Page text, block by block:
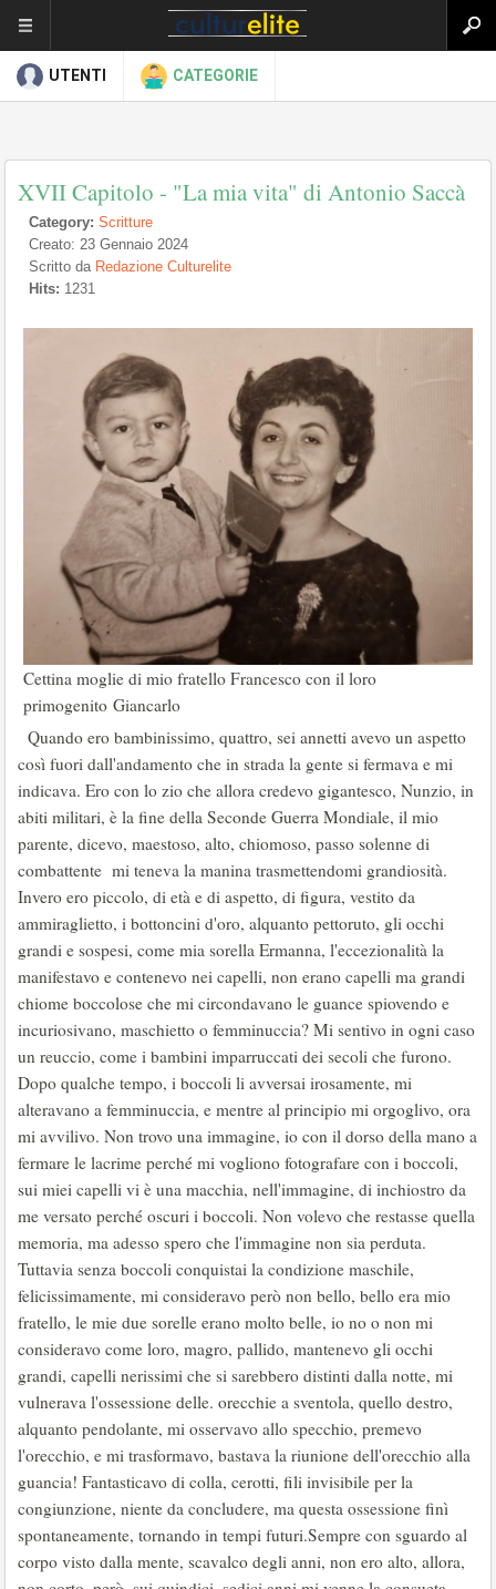
UTENTI CATEGORIE
XVII Capitolo - "La mia vita" di Antonio Saccà
Category: Scritture
Creato: 23 Gennaio 2024
Scritto da Redazione Culturelite
Hits: 1231
Cettina moglie di mio fratello Francesco con il loro
primogenito Giancarlo
Quando ero bambinissimo, quattro, sei annetti avevo un aspetto
così fuori dall'andamento che in strada la gente si fermava e mi
indicava. Ero con lo zio che allora credevo gigantesco, Nunzio, in
abiti militari, è la fine della Seconde Guerra Mondiale, il mio
parente, dicevo, maestoso, alto, chiomoso, passo solenne di
combattente mi teneva la manina trasmettendomi grandiosità.
Invero ero piccolo, di età e di aspetto, di figura, vestito da
ammiraglietto, i bottoncini d'oro, alquanto pettoruto, gli occhi
grandi e sospesi, come mia sorella Ermanna, l'eccezionalità la
manifestavo e contenevo nei capelli, non erano capelli ma grandi
chiome boccolose che mi circondavano le guance spiovendo e
incuriosivano, maschietto o femminuccia? Mi sentivo in ogni caso
un reuccio, come i bambini imparruccati dei secoli che furono.
Dopo qualche tempo, i boccoli li avversai irosamente, mi
alteravano a femminuccia, e mentre al principio mi orgoglivo, ora
mi avvilivo. Non trovo una immagine, io con il dorso della mano a
fermare le lacrime perché mi vogliono fotografare con i boccoli,
sui miei capelli vi è una macchia, nell'immagine, di inchiostro da
me versato perché oscuri i boccoli. Non volevo che restasse quella
memoria, ma adesso spero che l'immagine non sia perduta.
Tuttavia senza boccoli conquistai la condizione maschile,
felicissimamente, mi consideravo però non bello, bello era mio
fratello, le mie due sorelle erano molto belle, io no o non mi
consideravo come loro, magro, pallido, mantenevo gli occhi
grandi, capelli nerissimi che si sarebbero distinti dalla notte, mi
vulnerava l'ossessione delle. orecchie a sventola, quello destro,
alquanto pendolante, mi osservavo allo specchio, premevo
l'orecchio, e mi trasformavo, bastava la riunione dell'orecchio alla
guancia! Fantasticavo di colla, cerotti, fili invisibile per la
congiunzione, niente da concludere, ma questa ossessione finì
spontaneamente, tornando in tempi futuri.Sempre con sguardo al
corpo visto dalla mente, scavalco degli anni, non ero alto, allora,